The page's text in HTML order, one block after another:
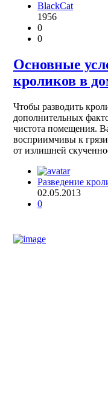
BlackCat
1956
0
0
Основные
кроликов в
Чтобы разводить
дополнительных
чистота помещения.
восприимчивы к
от излишней
Разведение
02.05.2013
0